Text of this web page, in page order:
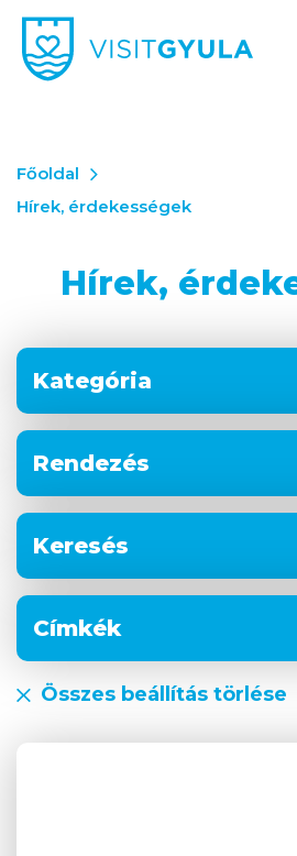
Főoldal
Hírek, érdekességek
Hírek,
Kategória
Rendezés
Keresés
Címkék
Összes beállítás törlése